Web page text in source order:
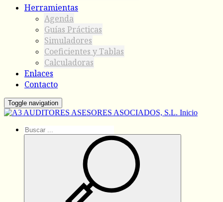
Herramientas
Agenda
Guías Prácticas
Simuladores
Coeficientes y Tablas
Calculadoras
Enlaces
Contacto
Toggle navigation
Inicio